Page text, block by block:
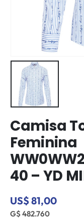
Camisa
Feminina
40 – YD
US$ 81,00
G$ 482.760